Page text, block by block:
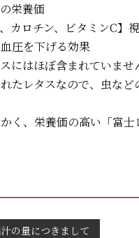
栄養価
、カロチン、ビタミンC】
血圧を下げる効果
にはほぼ含まれていませ
たレタスなので、虫など
く、栄養価の高い「富士
の量につきまして